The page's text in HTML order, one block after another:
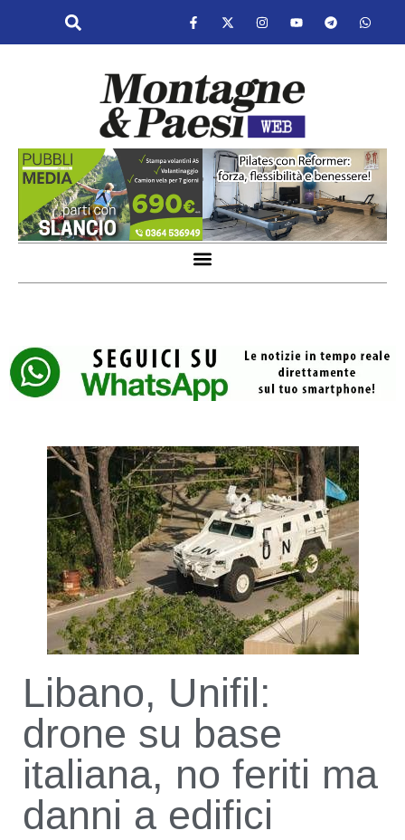
Libano, Unifil:
drone su base
italiana, no feriti ma
danni a edifici